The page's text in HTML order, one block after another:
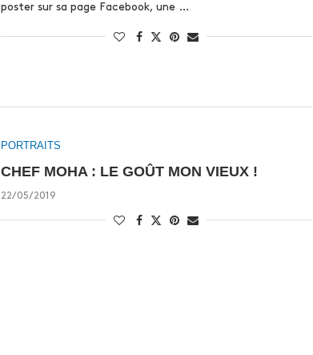
poster sur sa page Facebook, une …
PORTRAITS
CHEF MOHA : LE GOÛT MON VIEUX !
22/05/2019